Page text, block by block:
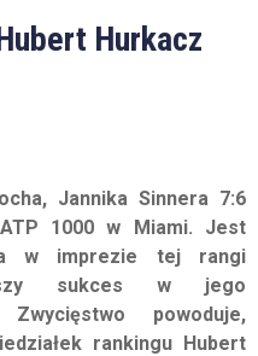
Hurkacz
Jannika Sinnera 7:6
1000 w Miami. Jest
w imprezie tej rangi
sukces w jego
powoduje,
rankingu Hubert